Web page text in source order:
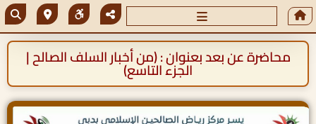
محاضرة عن بعد بعنوان : (من أخبار السلف الصالح |
الجزء التاسع)